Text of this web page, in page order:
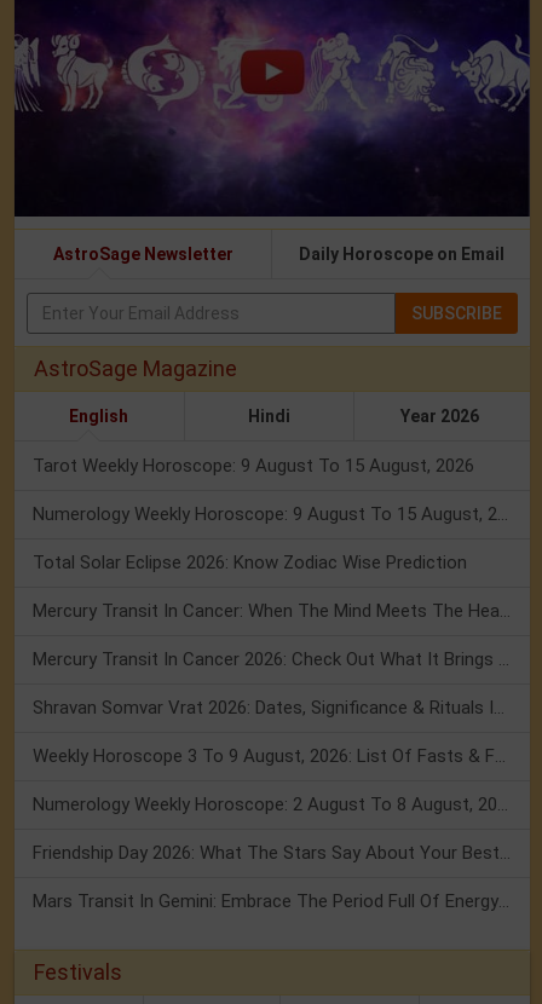
AstroSage Newsletter Daily Horoscope on Email
SUBSCRIBE
AstroSage Magazine
English Hindi Year 2026
Tarot Weekly Horoscope: 9 August To 15 August, 2026
Numerology Weekly Horoscope: 9 August To 15 August, 2026
Total Solar Eclipse 2026: Know Zodiac Wise Prediction
Mercury Transit In Cancer: When The Mind Meets The Heart!
Mercury Transit In Cancer 2026: Check Out What It Brings For You
Shravan Somvar Vrat 2026: Dates, Significance & Rituals In August
Weekly Horoscope 3 To 9 August, 2026: List Of Fasts & Festivals
Numerology Weekly Horoscope: 2 August To 8 August, 2026
Friendship Day 2026: What The Stars Say About Your Best Friend!
Mars Transit In Gemini: Embrace The Period Full Of Energy & Intelligence
Festivals